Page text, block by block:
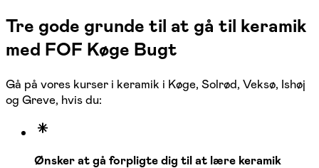
Tre gode grunde til at gå til keramik
med FOF Køge Bugt
Gå på vores kurser i keramik i Køge, Solrød, Veksø, Ishøj
og Greve, hvis du:
Ønsker at gå forpligte dig til at lære keramik